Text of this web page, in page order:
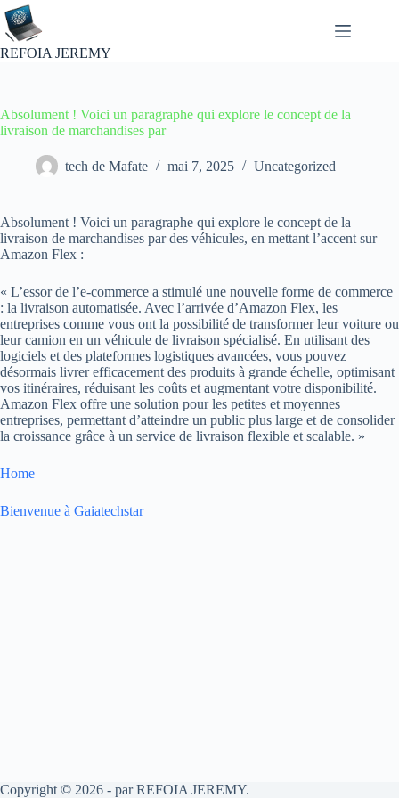
Passer
au
contenu
REFOIA JEREMY
Absolument ! Voici un paragraphe qui explore le concept de la
livraison de marchandises par
tech de Mafate mai 7, 2025 Uncategorized
Absolument ! Voici un paragraphe qui explore le concept de la
livraison de marchandises par des véhicules, en mettant l’accent sur
Amazon Flex :
« L’essor de l’e-commerce a stimulé une nouvelle forme de commerce
: la livraison automatisée. Avec l’arrivée d’Amazon Flex, les
entreprises comme vous ont la possibilité de transformer leur voiture ou
leur camion en un véhicule de livraison spécialisé. En utilisant des
logiciels et des plateformes logistiques avancées, vous pouvez
désormais livrer efficacement des produits à grande échelle, optimisant
vos itinéraires, réduisant les coûts et augmentant votre disponibilité.
Amazon Flex offre une solution pour les petites et moyennes
entreprises, permettant d’atteindre un public plus large et de consolider
la croissance grâce à un service de livraison flexible et scalable. »
Home
Bienvenue à Gaiatechstar
Copyright © 2026 - par REFOIA JEREMY.